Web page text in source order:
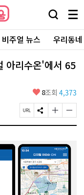
검
창
열
기
메
뉴
전
체
보
기
비주얼 뉴스 우리동
아리수온'에서 65
좋
요
8조회 4,373
페
이
R
L
복
사
S
N
유
하
기
글
자
크
게
변
경
하
기
글
자
작